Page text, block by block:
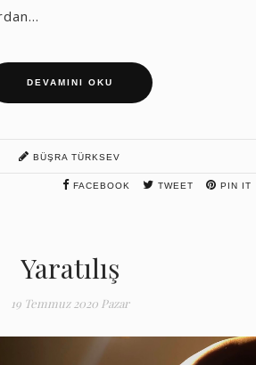
DEVAMINI OKU
BÜŞRA TÜRKSEV
FACEBOOK TWEET PIN IT
Yaratılış
19 Temmuz 2020 Pazar